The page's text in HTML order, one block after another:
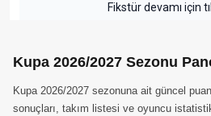
Fikstür devamı için
Kupa 2026/2027 Sezonu
Kupa 2026/2027 sezonuna ait güncel
sonuçları, takım listesi ve oyuncu